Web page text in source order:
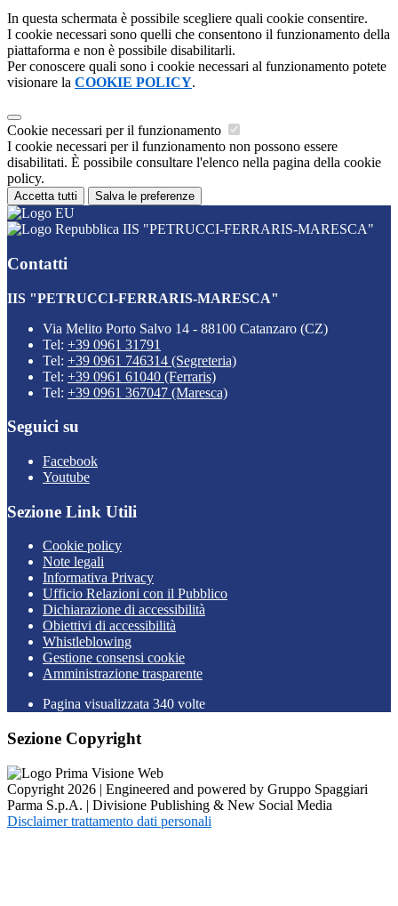
In questa schermata è possibile scegliere quali cookie consentire.
I cookie necessari sono quelli che consentono il funzionamento della
piattaforma e non è possibile disabilitarli.
Per conoscere quali sono i cookie necessari al funzionamento potete
visionare la COOKIE POLICY.
Cookie necessari per il funzionamento
I cookie necessari per il funzionamento non possono essere
disabilitati. È possibile consultare l'elenco nella pagina della cookie
policy.
Accetta tutti Salva le preferenze
IIS "PETRUCCI-FERRARIS-MARESCA"
Contatti
IIS "PETRUCCI-FERRARIS-MARESCA"
Via Melito Porto Salvo 14 - 88100 Catanzaro (CZ)
Tel: +39 0961 31791
Tel: +39 0961 746314 (Segreteria)
Tel: +39 0961 61040 (Ferraris)
Tel: +39 0961 367047 (Maresca)
Seguici su
Facebook
Youtube
Sezione Link Utili
Cookie policy
Note legali
Informativa Privacy
Ufficio Relazioni con il Pubblico
Dichiarazione di accessibilità
Obiettivi di accessibilità
Whistleblowing
Gestione consensi cookie
Amministrazione trasparente
Pagina visualizzata 340 volte
Sezione Copyright
Copyright 2026 | Engineered and powered by Gruppo Spaggiari
Parma S.p.A. | Divisione Publishing & New Social Media
Disclaimer trattamento dati personali